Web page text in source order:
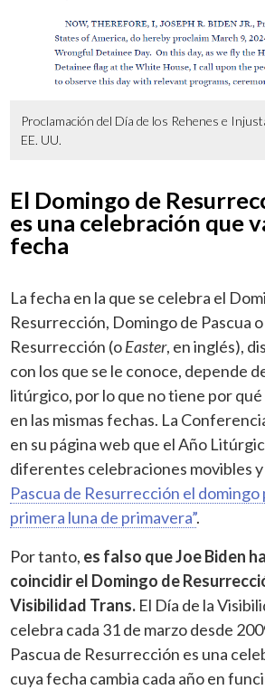
Proclamación del Día de los Rehenes e
EE. UU.
El Domingo de
es una celebración que
fecha
La fecha en la que se celebra el
Resurrección, Domingo de Pascua
Resurrección (oEaster, en inglés),
con los que se le conoce, depende
litúrgico, por lo que no tiene por
en las mismas fechas. La
en su página web que el Año
diferentes celebraciones movibles
Pascua de Resurrección el domingo
primera luna de primavera”.
Por tanto, es falso que Joe Biden
coincidir el Domingo de
Visibilidad Trans. El Día de la
celebra cada 31 de marzo desde
Pascua de Resurrección es una
cuya fecha cambia cada año en